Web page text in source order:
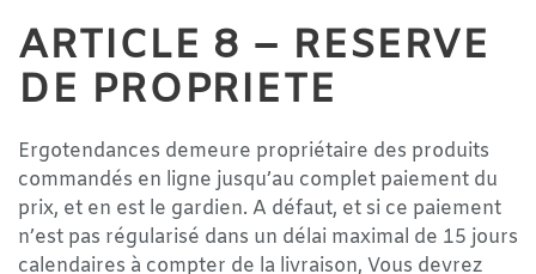
ARTICLE 8 – RESERVE
DE PROPRIETE
Ergotendances demeure propriétaire des produits
commandés en ligne jusqu’au complet paiement du
prix, et en est le gardien. A défaut, et si ce paiement
n’est pas régularisé dans un délai maximal de 15 jours
calendaires à compter de la livraison, Vous devrez